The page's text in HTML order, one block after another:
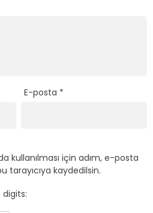
E-posta *
kullanılması için adım, e-posta
tarayıcıya kaydedilsin.